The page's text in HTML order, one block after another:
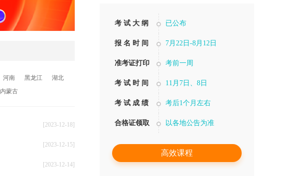
河南 黑龙江
湖北
内蒙古
[2023-12-18]
[2023-12-15]
[2023-12-14]
考 试 大 纲 已公布
报 名 时 间 7月22日-8月12日
准考证打印 考前一周
考 试 时 间 11月7日、8日
考 试 成 绩 考后1个月左右
合格证领取 以各地公告为准
高效课程